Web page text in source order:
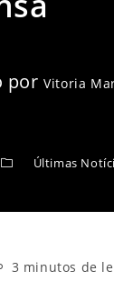
porVitoria
Últimas
3 minutos de